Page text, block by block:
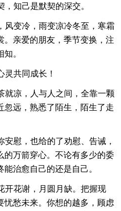
知己是默契的深交。
风变冷，雨变凉冷冬至，寒霜
。亲爱的朋友，季节变换，注
。
灵共同成长！
就凉，人与人之间，全靠一颗
忽远，熟悉了陌生，陌生了走
安慰，也给的了劝慰、告诫，
的万箭穿心。不论有多少的委
治愈自己的还是自己。
开花谢，月圆月缺。把握现
忧愁未来。你想的越多，顾虑